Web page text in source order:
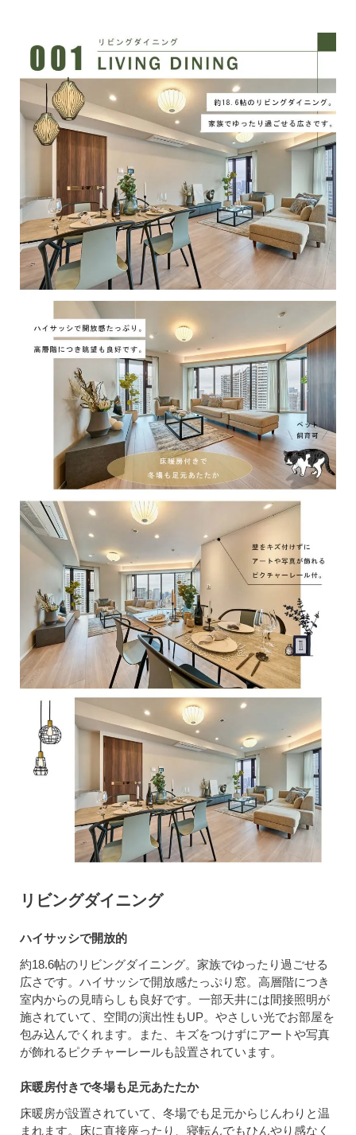
リビングダイニング
ハイサッシで開放的
約18.6帖のリビングダイニング。家族でゆったり過ごせる
広さです。ハイサッシで開放感たっぷり窓。高層階につき
室内からの見晴らしも良好です。一部天井には間接照明が
施されていて、空間の演出性もUP。やさしい光でお部屋を
包み込んでくれます。また、キズをつけずにアートや写真
が飾れるピクチャーレールも設置されています。
床暖房付きで冬場も足元あたたか
床暖房が設置されていて、冬場でも足元からじんわりと温
まれます。床に直接座ったり、寝転んでもひんやり感なく